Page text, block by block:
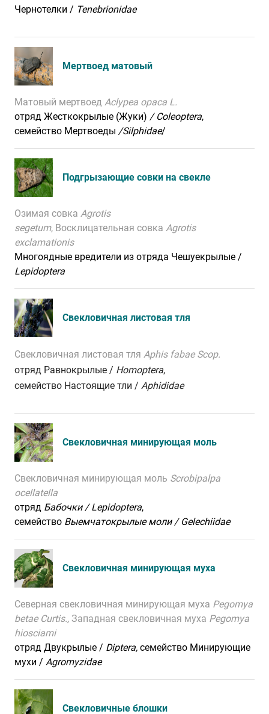
Чернотелки / Tenebrionidae
Мертвоед матовый
Матовый мертвоед Aclypea ораса L.
отряд Жесткокрылые (Жуки) / Coleoptera,
семейство Мертвоеды /Silphidae/
Подгрызающие совки на свекле
Озимая совка Agrotis
segetum, Восклицательная совка Agrotis
exclamationis
Многоядные вредители из отряда Чешуекрылые /
Lepidoptera
Свекловичная листовая тля
Свекловичная листовая тля Aphis fabae Scop.
отряд Равнокрылые / Homoptera,
семейство Настоящие тли / Aphididae
Свекловичная минирующая моль
Свекловичная минирующая моль Scrobipalpa
ocellatella
отряд Бабочки / Lepidoptera,
семейство Выемчатокрылые моли / Gelechiidae
Свекловичная минирующая муха
Северная свекловичная минирующая муха Pegomya
betae Curtis., Западная свекловичная муха Pegomya
hiosciami
отряд Двукрылые / Diptera, семейство Минирующие
мухи / Agromyzidae
Свекловичные блошки